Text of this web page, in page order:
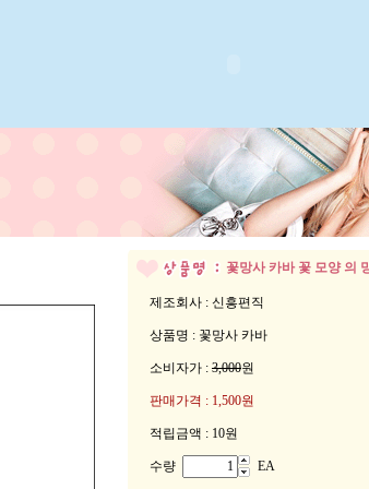
꽃망사 카바 꽃 모양 의
제조회사 : 신흥편직
상품명 : 꽃망사 카바
소비자가 : 3,000원
판매가격 : 1,500원
적립금액 : 10원
수량 EA